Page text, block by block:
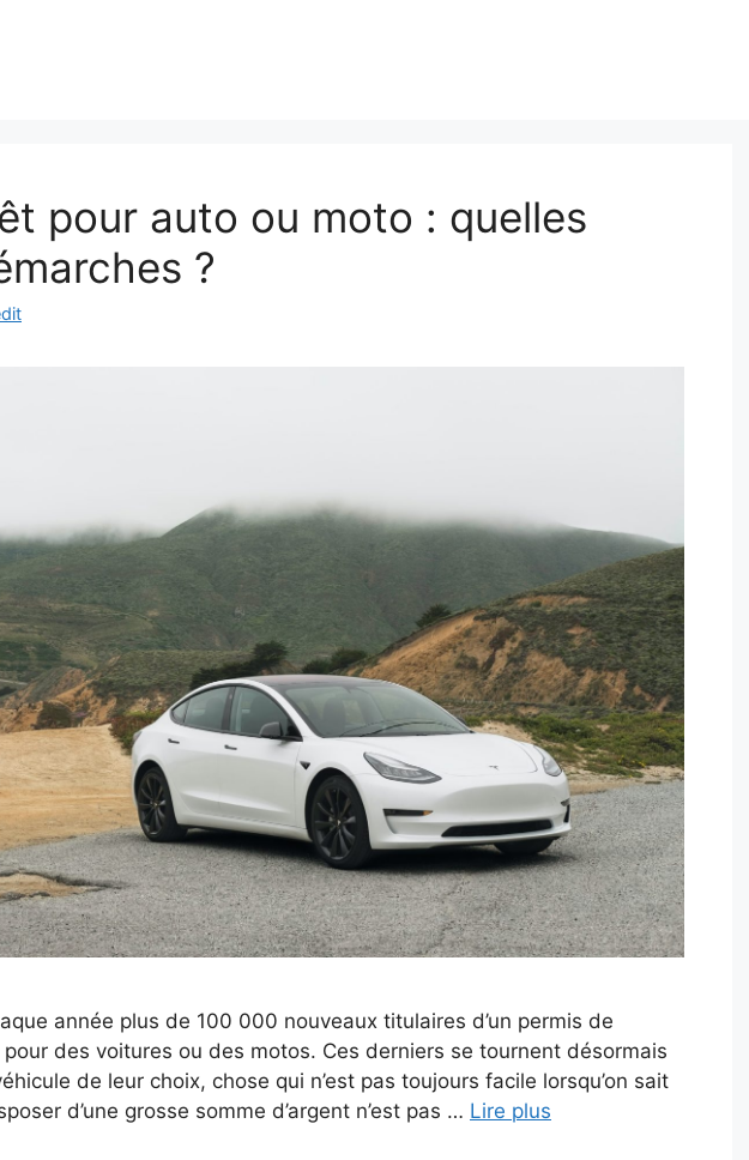
pour auto ou moto : quelles
?
année plus de 100 000 nouveaux titulaires d’un permis de
des voitures ou des motos. Ces derniers se tournent désormais
de leur choix, chose qui n’est pas toujours facile lorsqu’on sait
d’une grosse somme d’argent n’est pas … Lire plus